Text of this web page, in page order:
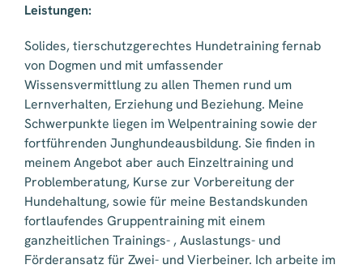
Leistungen:
Solides, tierschutzgerechtes Hundetraining fernab
von Dogmen und mit umfassender
Wissensvermittlung zu allen Themen rund um
Lernverhalten, Erziehung und Beziehung. Meine
Schwerpunkte liegen im Welpentraining sowie der
fortführenden Junghundeausbildung. Sie finden in
meinem Angebot aber auch Einzeltraining und
Problemberatung, Kurse zur Vorbereitung der
Hundehaltung, sowie für meine Bestandskunden
fortlaufendes Gruppentraining mit einem
ganzheitlichen Trainings- , Auslastungs- und
Förderansatz für Zwei- und Vierbeiner. Ich arbeite im